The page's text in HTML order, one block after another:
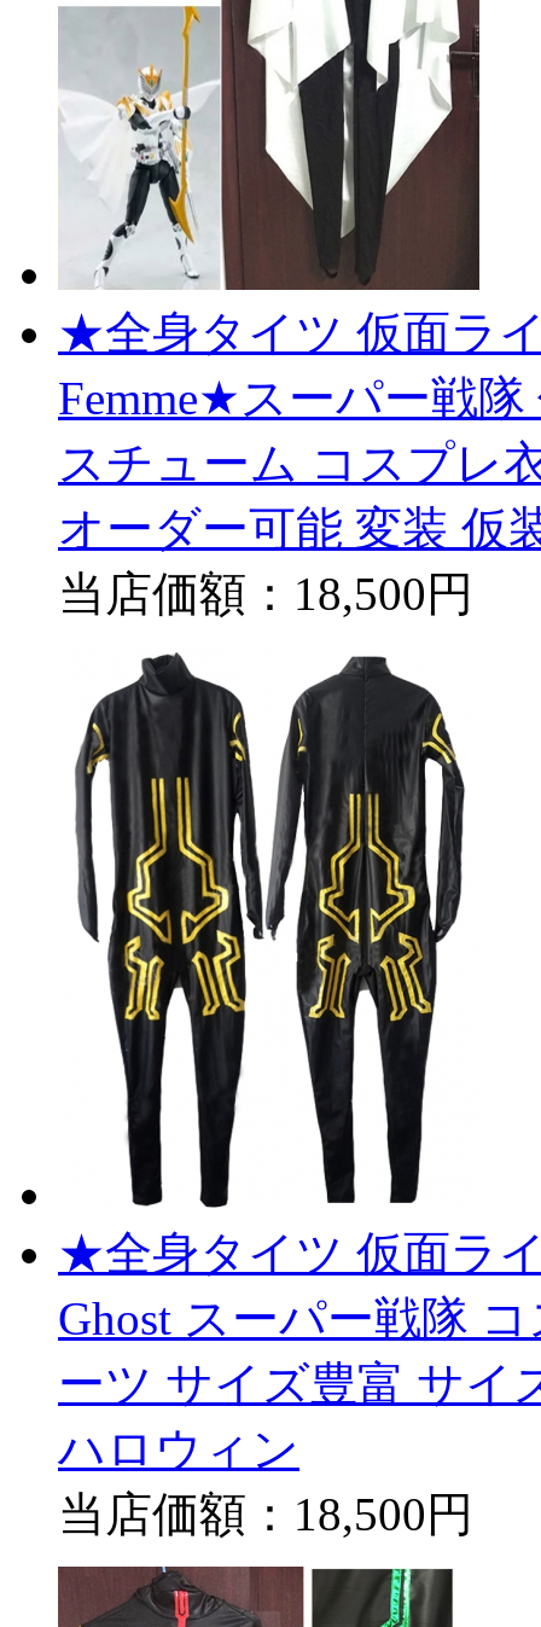
★全身タイツ 仮面ラ
Femme★スーパー戦隊
スチューム コスプレ
オーダー可能 変装 仮
当店価額： 18,500円
★全身タイツ 仮面ラ
Ghost スーパー戦隊
ーツ サイズ豊富 サイ
ハロウィン
当店価額： 18,500円